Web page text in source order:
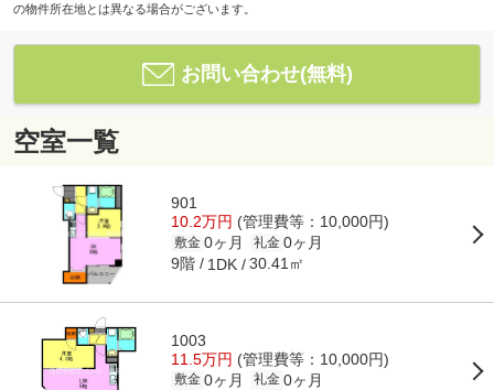
の物件所在地とは異なる場合がございます。
お問い合わせ(無料)
空室一覧
901
10.2万円 (管理費等：10,000円)
敷金 0ヶ月 礼金 0ヶ月
9階 1DK 30.41㎡
1003
11.5万円 (管理費等：10,000円)
敷金 0ヶ月 礼金 0ヶ月